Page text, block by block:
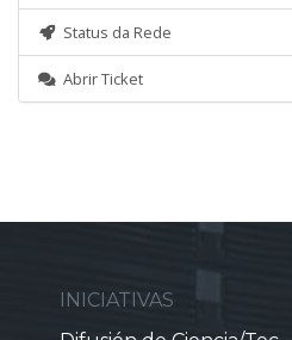
Status da Rede
Abrir Ticket
INICIATIVAS